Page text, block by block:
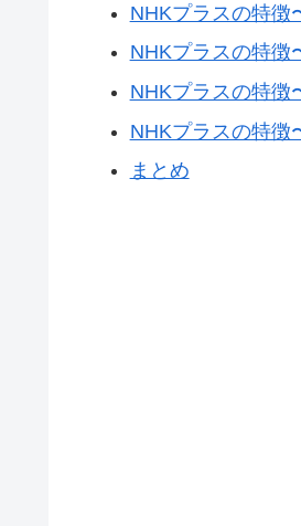
NHKプラスの特
NHKプラスの特徴
NHKプラスの特
NHKプラスの特
まとめ